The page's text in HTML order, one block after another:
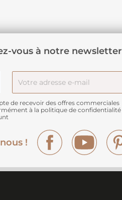
vous à notre
de recevoir des offres commerciales
à la politique de
!
Facebook